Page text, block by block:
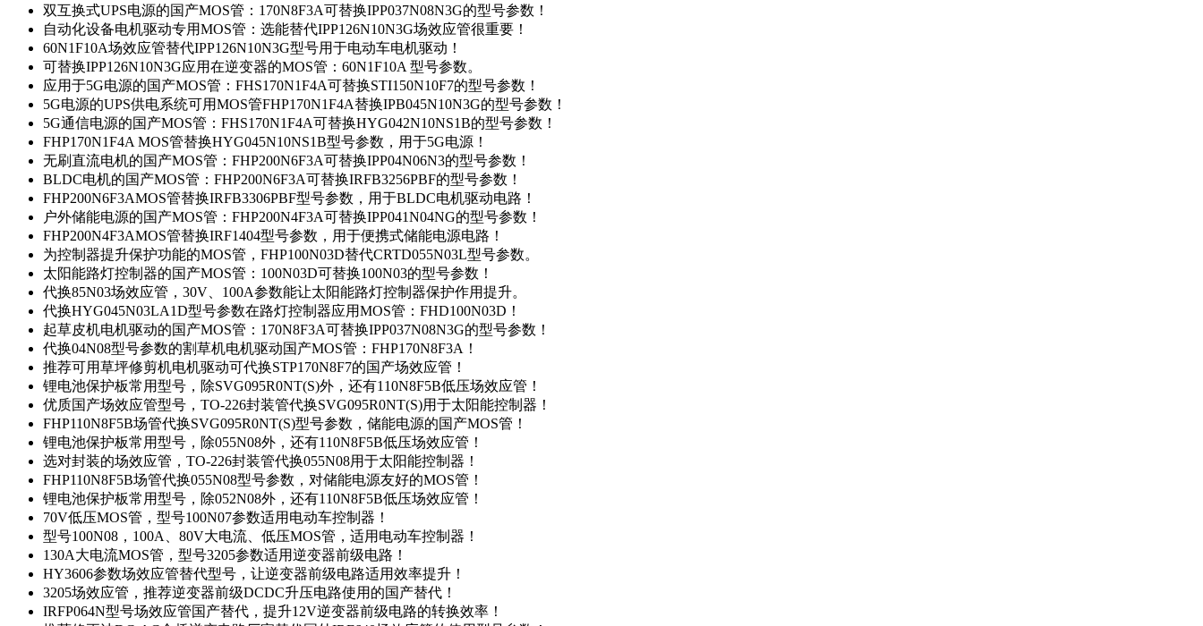
双互换式UPS电源的国产MOS管：170N8F3A可替换IPP037N08N3G的型号参数！
自动化设备电机驱动专用MOS管：选能替代IPP126N10N3G场效应管很重要！
60N1F10A场效应管替代IPP126N10N3G型号用于电动车电机驱动！
可替换IPP126N10N3G应用在逆变器的MOS管：60N1F10A 型号参数。
应用于5G电源的国产MOS管：FHS170N1F4A可替换STI150N10F7的型号参数！
5G电源的UPS供电系统可用MOS管FHP170N1F4A替换IPB045N10N3G的型号参数！
5G通信电源的国产MOS管：FHS170N1F4A可替换HYG042N10NS1B的型号参数！
FHP170N1F4A MOS管替换HYG045N10NS1B型号参数，用于5G电源！
无刷直流电机的国产MOS管：FHP200N6F3A可替换IPP04N06N3的型号参数！
BLDC电机的国产MOS管：FHP200N6F3A可替换IRFB3256PBF的型号参数！
FHP200N6F3AMOS管替换IRFB3306PBF型号参数，用于BLDC电机驱动电路！
户外储能电源的国产MOS管：FHP200N4F3A可替换IPP041N04NG的型号参数！
FHP200N4F3AMOS管替换IRF1404型号参数，用于便携式储能电源电路！
为控制器提升保护功能的MOS管，FHP100N03D替代CRTD055N03L型号参数。
太阳能路灯控制器的国产MOS管：100N03D可替换100N03的型号参数！
代换85N03场效应管，30V、100A参数能让太阳能路灯控制器保护作用提升。
代换HYG045N03LA1D型号参数在路灯控制器应用MOS管：FHD100N03D！
起草皮机电机驱动的国产MOS管：170N8F3A可替换IPP037N08N3G的型号参数！
代换04N08型号参数的割草机电机驱动国产MOS管：FHP170N8F3A！
推荐可用草坪修剪机电机驱动可代换STP170N8F7的国产场效应管！
锂电池保护板常用型号，除SVG095R0NT(S)外，还有110N8F5B低压场效应管！
优质国产场效应管型号，TO-226封装管代换SVG095R0NT(S)用于太阳能控制器！
FHP110N8F5B场管代换SVG095R0NT(S)型号参数，储能电源的国产MOS管！
锂电池保护板常用型号，除055N08外，还有110N8F5B低压场效应管！
选对封装的场效应管，TO-226封装管代换055N08用于太阳能控制器！
FHP110N8F5B场管代换055N08型号参数，对储能电源友好的MOS管！
锂电池保护板常用型号，除052N08外，还有110N8F5B低压场效应管！
70V低压MOS管，型号100N07参数适用电动车控制器！
型号100N08，100A、80V大电流、低压MOS管，适用电动车控制器！
130A大电流MOS管，型号3205参数适用逆变器前级电路！
HY3606参数场效应管替代型号，让逆变器前级电路适用效率提升！
3205场效应管，推荐逆变器前级DCDC升压电路使用的国产替代！
IRFP064N型号场效应管国产替代，提升12V逆变器前级电路的转换效率！